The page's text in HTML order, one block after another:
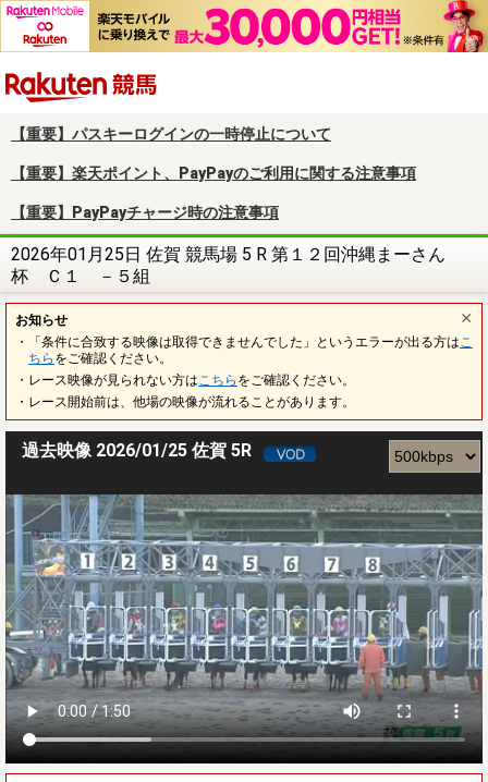
【重要】パスキーログインの一時停止について
【重要】楽天ポイント、PayPayのご利用に関する注意事項
【重要】PayPayチャージ時の注意事項
2026年01月25日 佐賀 競馬場 5 R 第１２回沖縄まーさん
杯 Ｃ１ －５組
お知らせ
・「条件に合致する映像は取得できませんでした」というエラーが出る方は こ
ちら をご確認ください。
・レース映像が見られない方は こちら をご確認ください。
・レース開始前は、他場の映像が流れることがあります。
過去映像 2026/01/25 佐賀 5R